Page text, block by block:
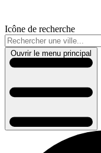
Icône de recherche
Ouvrir le menu principal